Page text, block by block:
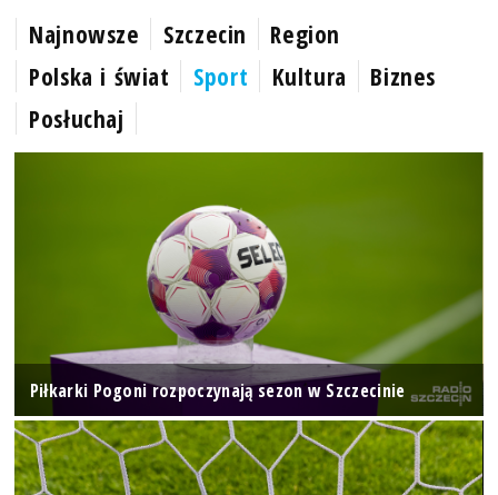
Najnowsze Szczecin
Region
Polska i świat
Sport Kultura
Biznes
Posłuchaj
Piłkarki Pogoni rozpoczynają sezon w Szczecinie